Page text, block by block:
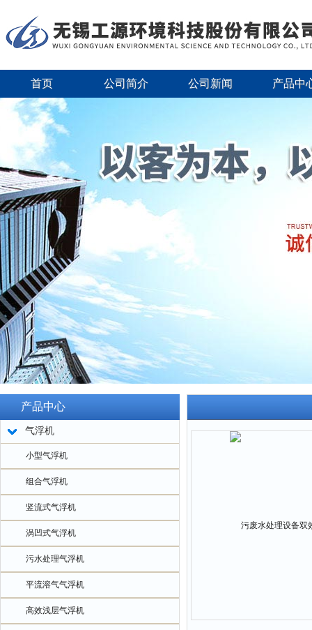
首页 公司简介 公司新闻 产品中
产品中心
气浮机
小型气浮机
组合气浮机
竖流式气浮机
涡凹式气浮机
污水处理气浮机
平流溶气气浮机
高效浅层气浮机